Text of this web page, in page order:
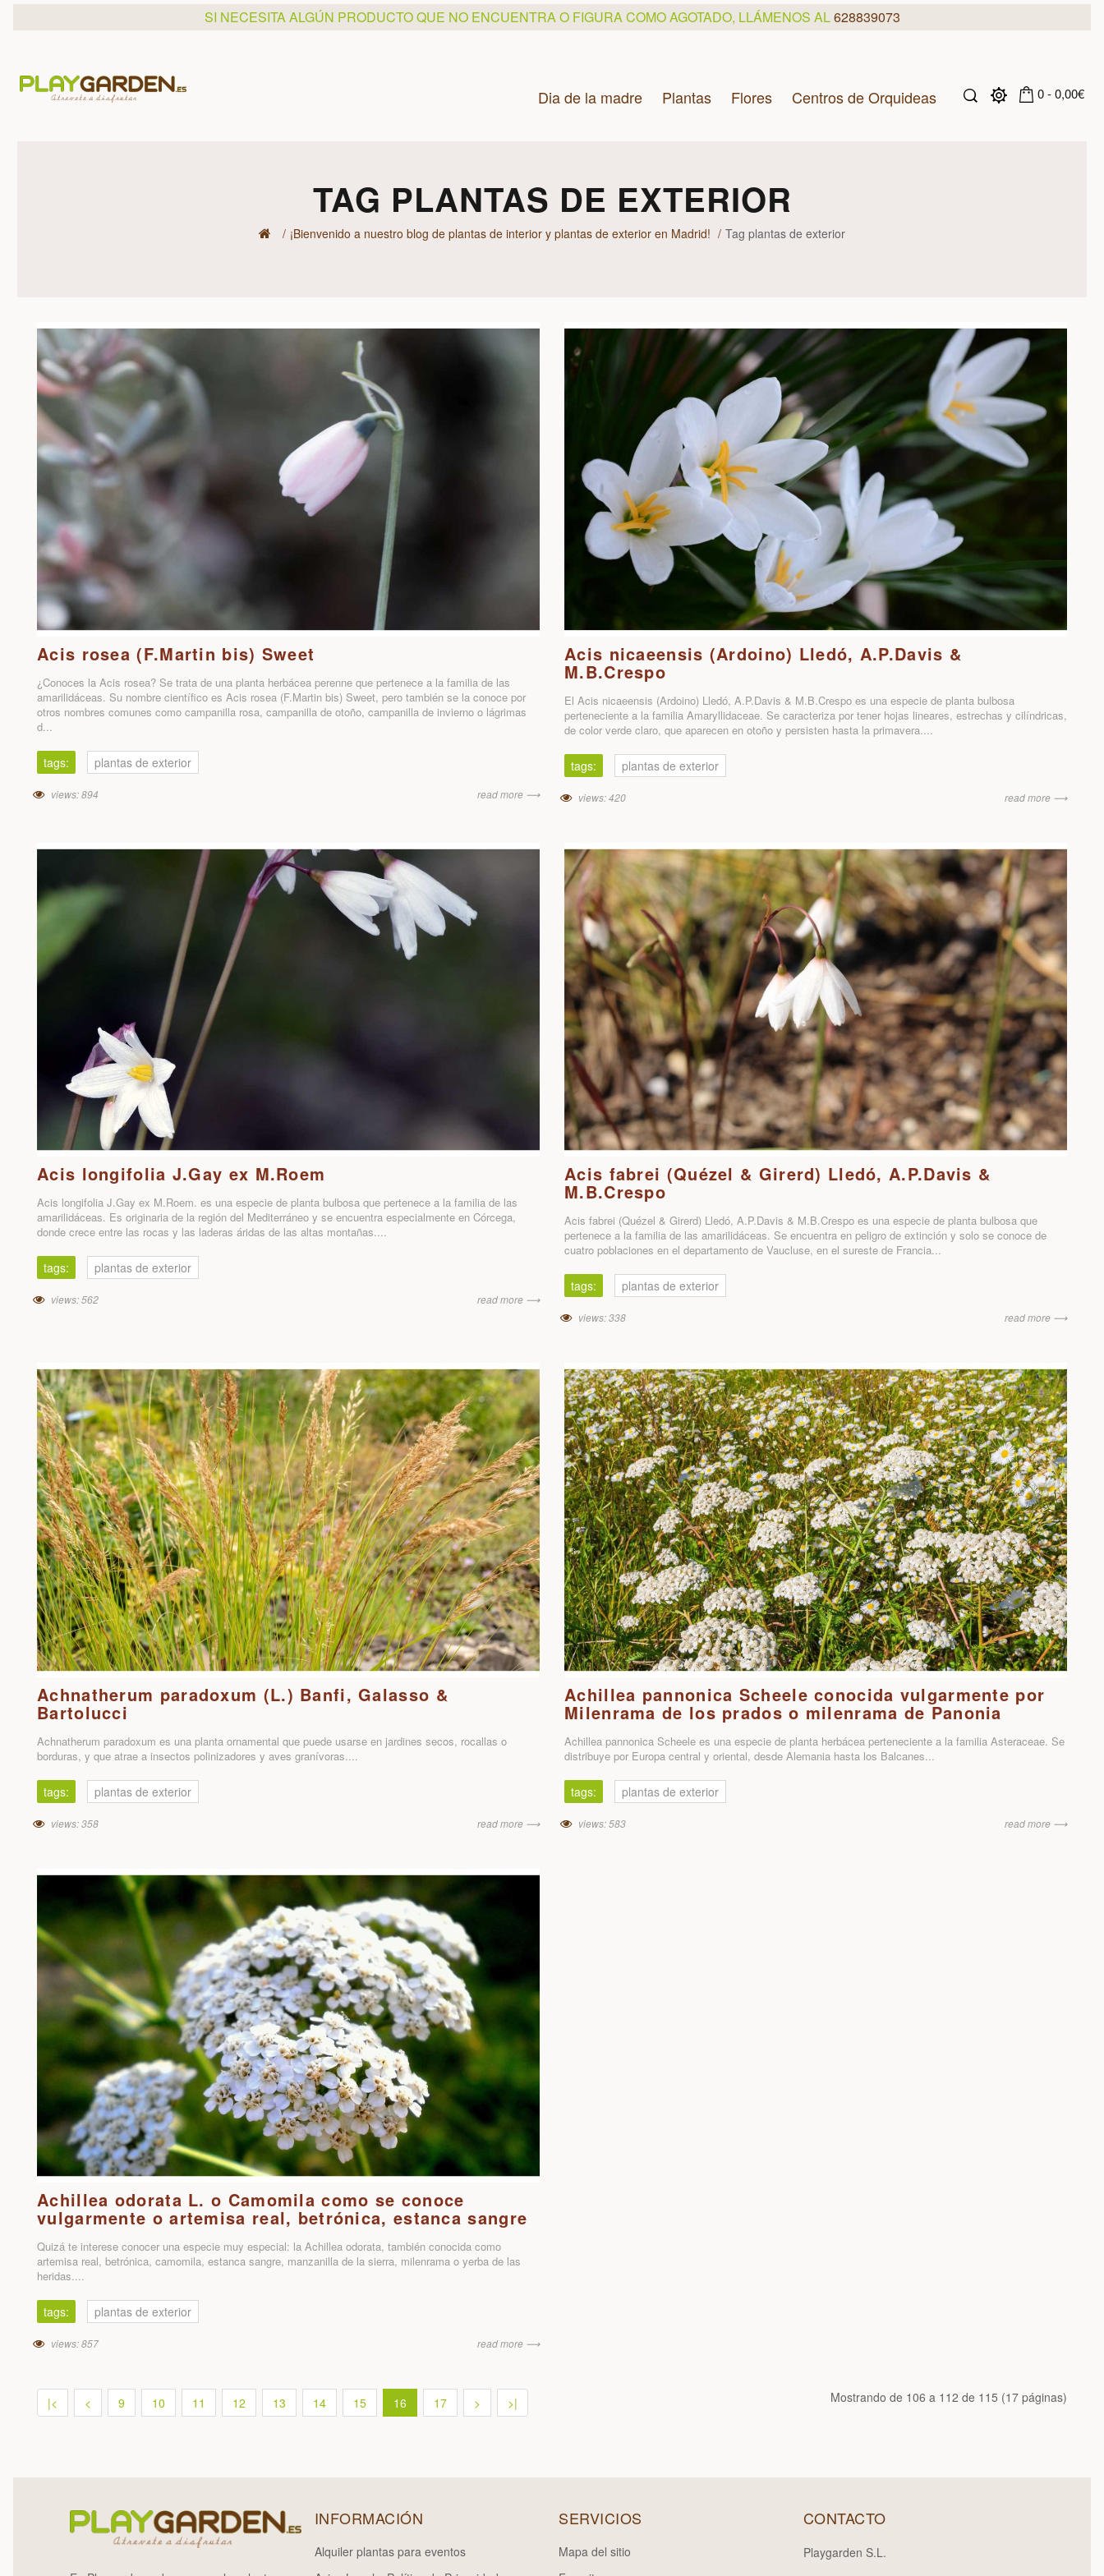
SI NECESITA ALGÚN PRODUCTO QUE NO ENCUENTRA O FIGURA COMO AGOTADO, LLÁMENOS AL628839073
Dia de la madre Plantas Flores Centros de Orquideas 0 - 0,00€
TAG PLANTAS DE EXTERIOR
¡Bienvenido a nuestro blog de plantas de interior y plantas de exterior en Madrid! Tag plantas de exterior
Acis rosea (F.Martin bis) Sweet
¿Conoces la Acis rosea? Se trata de una planta herbácea perenne que pertenece a la familia de las
amarilidáceas. Su nombre científico es Acis rosea (F.Martin bis) Sweet, pero también se la conoce por
otros nombres comunes como campanilla rosa, campanilla de otoño, campanilla de invierno o lágrimas
d...
tags: plantas de exterior
views: 894 read more ⟶
Acis nicaeensis (Ardoino) Lledó, A.P.Davis &
M.B.Crespo
El Acis nicaeensis (Ardoino) Lledó, A.P.Davis & M.B.Crespo es una especie de planta bulbosa
perteneciente a la familia Amaryllidaceae. Se caracteriza por tener hojas lineares, estrechas y cilíndricas,
de color verde claro, que aparecen en otoño y persisten hasta la primavera....
tags: plantas de exterior
views: 420 read more ⟶
Acis longifolia J.Gay ex M.Roem
Acis longifolia J.Gay ex M.Roem. es una especie de planta bulbosa que pertenece a la familia de las
amarilidáceas. Es originaria de la región del Mediterráneo y se encuentra especialmente en Córcega,
donde crece entre las rocas y las laderas áridas de las altas montañas....
tags: plantas de exterior
views: 562 read more ⟶
Acis fabrei (Quézel & Girerd) Lledó, A.P.Davis &
M.B.Crespo
Acis fabrei (Quézel & Girerd) Lledó, A.P.Davis & M.B.Crespo es una especie de planta bulbosa que
pertenece a la familia de las amarilidáceas. Se encuentra en peligro de extinción y solo se conoce de
cuatro poblaciones en el departamento de Vaucluse, en el sureste de Francia...
tags: plantas de exterior
views: 338 read more ⟶
Achnatherum paradoxum (L.) Banfi, Galasso &
Bartolucci
Achnatherum paradoxum es una planta ornamental que puede usarse en jardines secos, rocallas o
borduras, y que atrae a insectos polinizadores y aves granívoras....
tags: plantas de exterior
views: 358 read more ⟶
Achillea pannonica Scheele conocida vulgarmente por
Milenrama de los prados o milenrama de Panonia
Achillea pannonica Scheele es una especie de planta herbácea perteneciente a la familia Asteraceae. Se
distribuye por Europa central y oriental, desde Alemania hasta los Balcanes...
tags: plantas de exterior
views: 583 read more ⟶
Achillea odorata L. o Camomila como se conoce
vulgarmente o artemisa real, betrónica, estanca sangre
Quizá te interese conocer una especie muy especial: la Achillea odorata, también conocida como
artemisa real, betrónica, camomila, estanca sangre, manzanilla de la sierra, milenrama o yerba de las
heridas....
tags: plantas de exterior
views: 857 read more ⟶
|< < 9 10 11 12 13 14 15 16 17 > >| Mostrando de 106 a 112 de 115 (17 páginas)
INFORMACIÓN
Alquiler plantas para eventos
SERVICIOS
Mapa del sitio
CONTACTO
Playgarden S.L.